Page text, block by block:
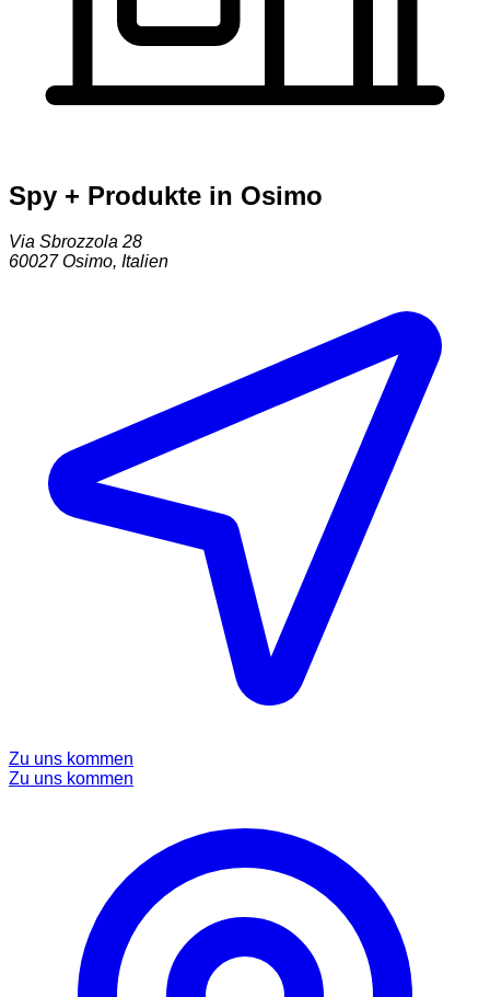
Spy + Produkte in Osimo
Via Sbrozzola 28
60027 Osimo, Italien
Zu uns kommen
Zu uns kommen